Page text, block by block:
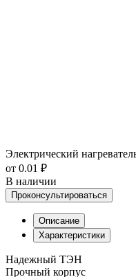
Электрический
от 0.01 ₽
В наличии
Проконсультироваться
Описание
Характеристики
Надежный ТЭН
Прочный корпус